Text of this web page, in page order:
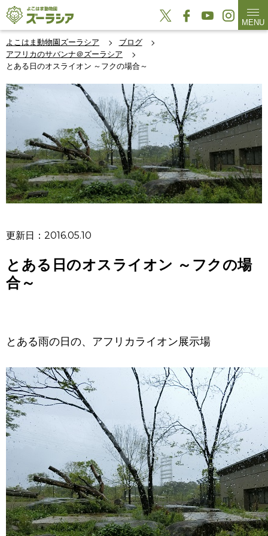
MENU
よこはま動物園ズーラシア
ブログ
アフリカのサバンナ＠ズーラシア
とある日のオスライオン ～フクの場合～
更新日：2016.05.10
とある日のオスライオン ～フクの場
合～
とある雨の日の、アフリカライオン展示場